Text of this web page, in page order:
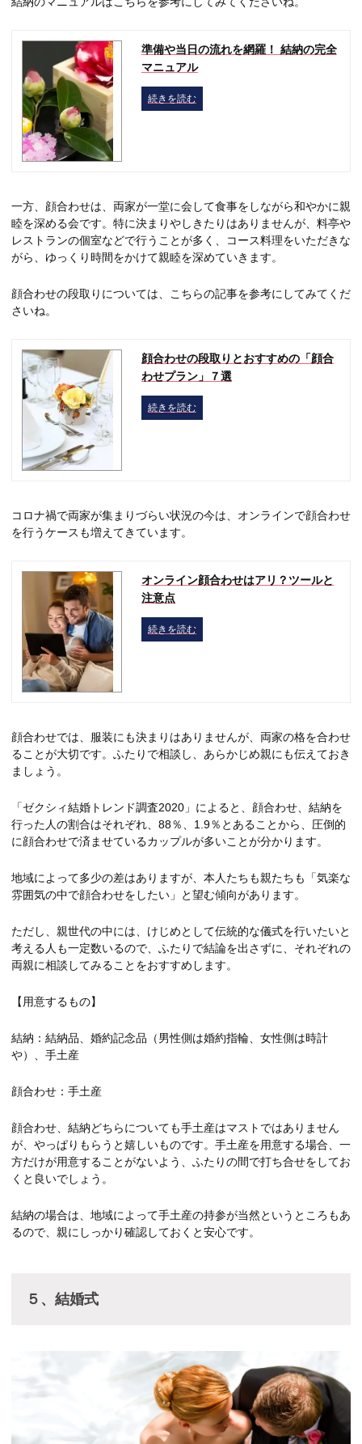
準備や当日の流れを網羅！ 結納の完全
マニュアル
続きを読む
一方、顔合わせは、両家が一堂に会して食事をしながら和やかに親
睦を深める会です。特に決まりやしきたりはありませんが、料亭や
レストランの個室などで行うことが多く、コース料理をいただきな
がら、ゆっくり時間をかけて親睦を深めていきます。
顔合わせの段取りについては、こちらの記事を参考にしてみてくだ
さいね。
顔合わせの段取りとおすすめの「顔合
わせプラン」７選
続きを読む
コロナ禍で両家が集まりづらい状況の今は、オンラインで顔合わせ
を行うケースも増えてきています。
オンライン顔合わせはアリ？ツールと
注意点
続きを読む
顔合わせでは、服装にも決まりはありませんが、両家の格を合わせ
ることが大切です。ふたりで相談し、あらかじめ親にも伝えておき
ましょう。
「ゼクシィ結婚トレンド調査2020」によると、顔合わせ、結納を
行った人の割合はそれぞれ、88％、1.9％とあることから、圧倒的
に顔合わせで済ませているカップルが多いことが分かります。
地域によって多少の差はありますが、本人たちも親たちも「気楽な
雰囲気の中で顔合わせをしたい」と望む傾向があります。
ただし、親世代の中には、けじめとして伝統的な儀式を行いたいと
考える人も一定数いるので、ふたりで結論を出さずに、それぞれの
両親に相談してみることをおすすめします。
【用意するもの】
結納：結納品、婚約記念品（男性側は婚約指輪、女性側は時計
や）、手土産
顔合わせ：手土産
顔合わせ、結納どちらについても手土産はマストではありません
が、やっぱりもらうと嬉しいものです。手土産を用意する場合、一
方だけが用意することがないよう、ふたりの間で打ち合せをしてお
くと良いでしょう。
結納の場合は、地域によって手土産の持参が当然というところもあ
るので、親にしっかり確認しておくと安心です。
５、結婚式